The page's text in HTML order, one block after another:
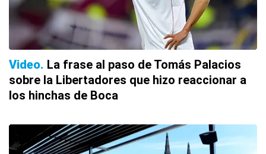
Video La frase al paso de Tomás Palacios
sobre la Libertadores que hizo reaccionar a
los hinchas de Boca